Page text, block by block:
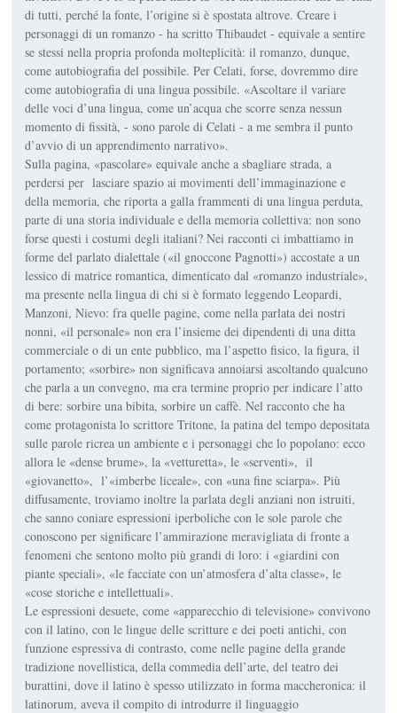
di tutti, perché la fonte, l’origine si è spostata altrove. Creare i
personaggi di un romanzo - ha scritto Thibaudet - equivale a sentire
se stessi nella propria profonda molteplicità: il romanzo, dunque,
come autobiografia del possibile. Per Celati, forse, dovremmo dire
come autobiografia di una lingua possibile. «Ascoltare il variare
delle voci d’una lingua, come un’acqua che scorre senza nessun
momento di fissità, - sono parole di Celati - a me sembra il punto
d’avvio di un apprendimento narrativo».
Sulla pagina, «pascolare» equivale anche a sbagliare strada, a
perdersi per lasciare spazio ai movimenti dell’immaginazione e
della memoria, che riporta a galla frammenti di una lingua perduta,
parte di una storia individuale e della memoria collettiva: non sono
forse questi i costumi degli italiani? Nei racconti ci imbattiamo in
forme del parlato dialettale («il gnoccone Pagnotti») accostate a un
lessico di matrice romantica, dimenticato dal «romanzo industriale»,
ma presente nella lingua di chi si è formato leggendo Leopardi,
Manzoni, Nievo: fra quelle pagine, come nella parlata dei nostri
nonni, «il personale» non era l’insieme dei dipendenti di una ditta
commerciale o di un ente pubblico, ma l’aspetto fisico, la figura, il
portamento; «sorbire» non significava annoiarsi ascoltando qualcuno
che parla a un convegno, ma era termine proprio per indicare l’atto
di bere: sorbire una bibita, sorbire un caffè. Nel racconto che ha
come protagonista lo scrittore Tritone, la patina del tempo depositata
sulle parole ricrea un ambiente e i personaggi che lo popolano: ecco
allora le «dense brume», la «vetturetta», le «serventi», il
«giovanetto», l’«imberbe liceale», con «una fine sciarpa». Più
diffusamente, troviamo inoltre la parlata degli anziani non istruiti,
che sanno coniare espressioni iperboliche con le sole parole che
conoscono per significare l’ammirazione meravigliata di fronte a
fenomeni che sentono molto più grandi di loro: i «giardini con
piante speciali», «le facciate con un’atmosfera d’alta classe», le
«cose storiche e intellettuali».
Le espressioni desuete, come «apparecchio di televisione» convivono
con il latino, con le lingue delle scritture e dei poeti antichi, con
funzione espressiva di contrasto, come nelle pagine della grande
tradizione novellistica, della commedia dell’arte, del teatro dei
burattini, dove il latino è spesso utilizzato in forma maccheronica: il
latinorum, aveva il compito di introdurre il linguaggio